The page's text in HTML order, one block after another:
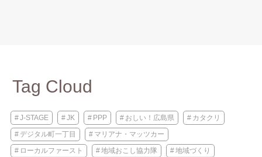
Tag Cloud
J-STAGE JK PPP おしい！広島県 カタクリ
デジタル町一丁目 マリアナ・マッツカー
ローカルファースト 地域おこし協力隊 地域づくり